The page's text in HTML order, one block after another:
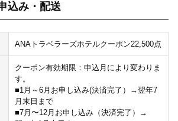
込み・配送
ANAトラベラーズホテルクーポン22,500点
クーポン有効期限：申込月により変わりま
す。
■1月～6月お申し込み(決済完了）→翌年7
月末日まで
■7月〜12月お申し込み（決済完了）→